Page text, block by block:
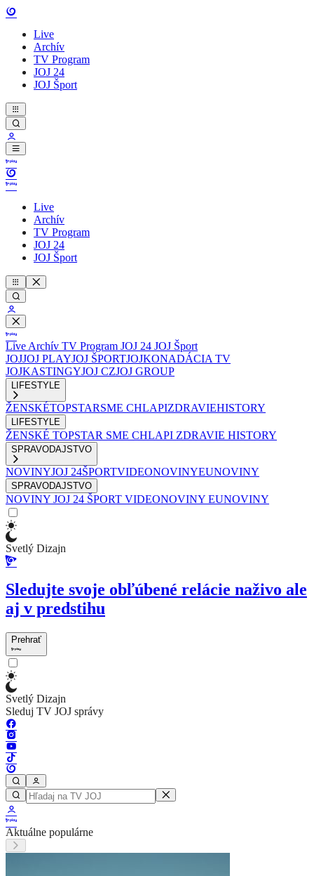
Live
Archív
TV Program
JOJ 24
JOJ Šport
Live
Archív
TV Program
JOJ 24
JOJ Šport
Live Archív TV Program JOJ 24 JOJ Šport
JOJJOJ PLAYJOJ ŠPORTJOJKONADÁCIA TV
JOJKASTINGYJOJ CZJOJ GROUP
LIFESTYLE
ŽENSKÉTOPSTARSME CHLAPIZDRAVIEHISTORY
LIFESTYLE
ŽENSKÉ TOPSTAR SME CHLAPI ZDRAVIE HISTORY
SPRAVODAJSTVO
NOVINYJOJ 24ŠPORTVIDEONOVINYEUNOVINY
SPRAVODAJSTVO
NOVINY JOJ 24 ŠPORT VIDEONOVINY EUNOVINY
Svetlý Dizajn
Sledujte svoje obľúbené relácie naživo ale
aj v predstihu
Prehrať
Svetlý Dizajn
Sleduj TV JOJ správy
Aktuálne populárne